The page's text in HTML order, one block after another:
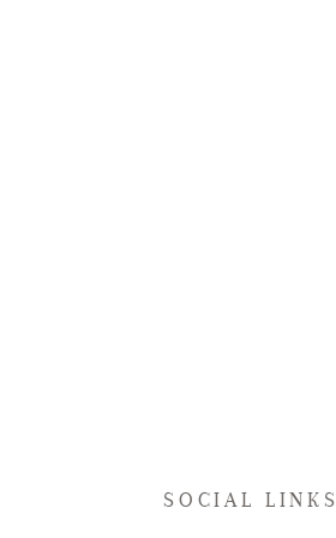
SOCIAL LINKS